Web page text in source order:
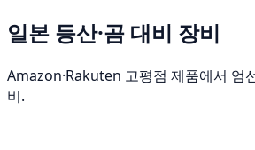
일본 등산·곰 대비 장비
Amazon·Rakuten 고평점 제품에서 엄
비.